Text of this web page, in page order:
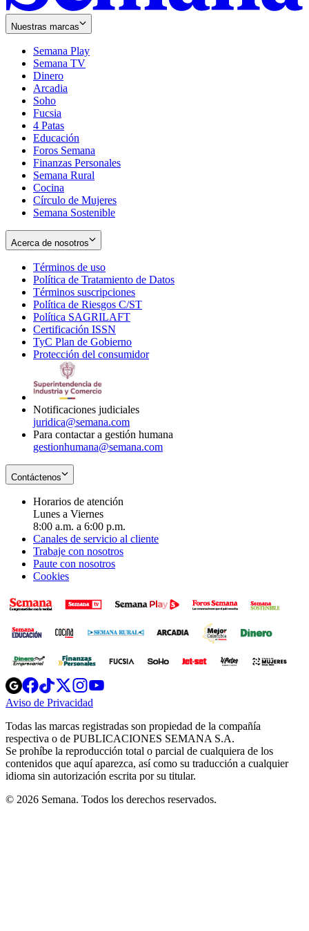
Nuestras marcas
Semana Play
Semana TV
Dinero
Arcadia
Soho
in
new
window
Fucsia
in
new
window
4 Patas
Educación
Foros Semana
Finanzas Personales
Semana Rural
Cocina
Círculo de Mujeres
Semana Sostenible
Acerca de nosotros
Términos de uso
in
new
window
Política de Tratamiento de Datos
Términos suscripciones
in
Política de Riesgos C/ST
Política SAGRILAFT
new
window
Certificación ISSN
in
new
TyC Plan de Gobierno
in
Protección del consumidorOpens
Notificaciones judiciales
juridica@semana.com
Para contactar a gestión humana
gestionhumana@semana.com
Contáctenos
Horarios de atención
Lunes a Viernes
8:00 a.m. a 6:00 p.m.
Canales de servicio al cliente
Trabaje con nosotros
Paute con nosotros
Cookies
Opens
in
new
Opens
in
new
Opens
in
new
window
Opens
new
windowwindow
Aviso de Privacidad
new
window
Todas las marcas registradas son propiedad de la compañía
respectiva o de PUBLICACIONES SEMANA S.A.
Se prohíbe la reproducción total o parcial de cualquiera de los
contenidos que aquí aparezca, así como su traducción a cualquier
idioma sin autorización escrita por su titular.
© 2026 Semana. Todos los derechos reservados.